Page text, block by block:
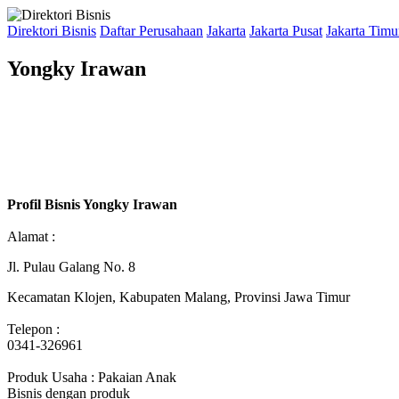
Direktori Bisnis Daftar Perusahaan Jakarta Jakarta Pusat Jakarta
Yongky Irawan
Profil Bisnis Yongky Irawan
Alamat :
Jl. Pulau Galang No. 8
Kecamatan Klojen, Kabupaten Malang, Provinsi Jawa Timur
Telepon :
0341-326961
Produk Usaha : Pakaian Anak
Bisnis dengan produk